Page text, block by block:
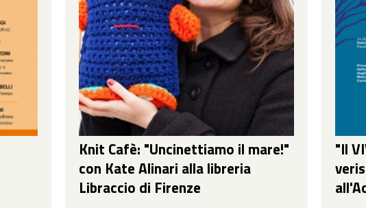
Knit Cafè: "Uncinettiamo il mare!"
con Kate Alinari alla libreria
Libraccio di Firenze
"Il